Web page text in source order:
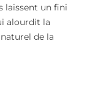
laissent un fini
alourdit la
de la